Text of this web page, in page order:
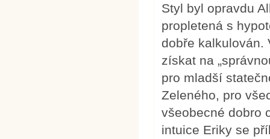
Styl byl opravdu
propletená s
dobře kalkulován.
získat na
pro mladší
Zeleného, pro
všeobecné dobro
intuice Eriky se